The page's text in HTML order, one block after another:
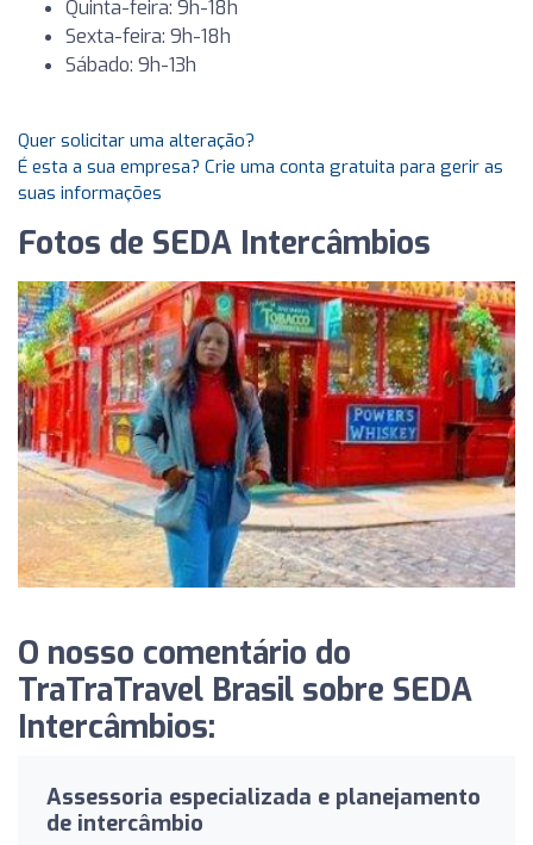
Quinta-feira: 9h-18h
Sexta-feira: 9h-18h
Sábado: 9h-13h
Quer solicitar uma alteração?
É esta a sua empresa? Crie uma conta gratuita para gerir as
suas informações
Fotos de SEDA Intercâmbios
O nosso comentário do
TraTraTravel Brasil sobre SEDA
Intercâmbios:
Assessoria especializada e planejamento
de intercâmbio